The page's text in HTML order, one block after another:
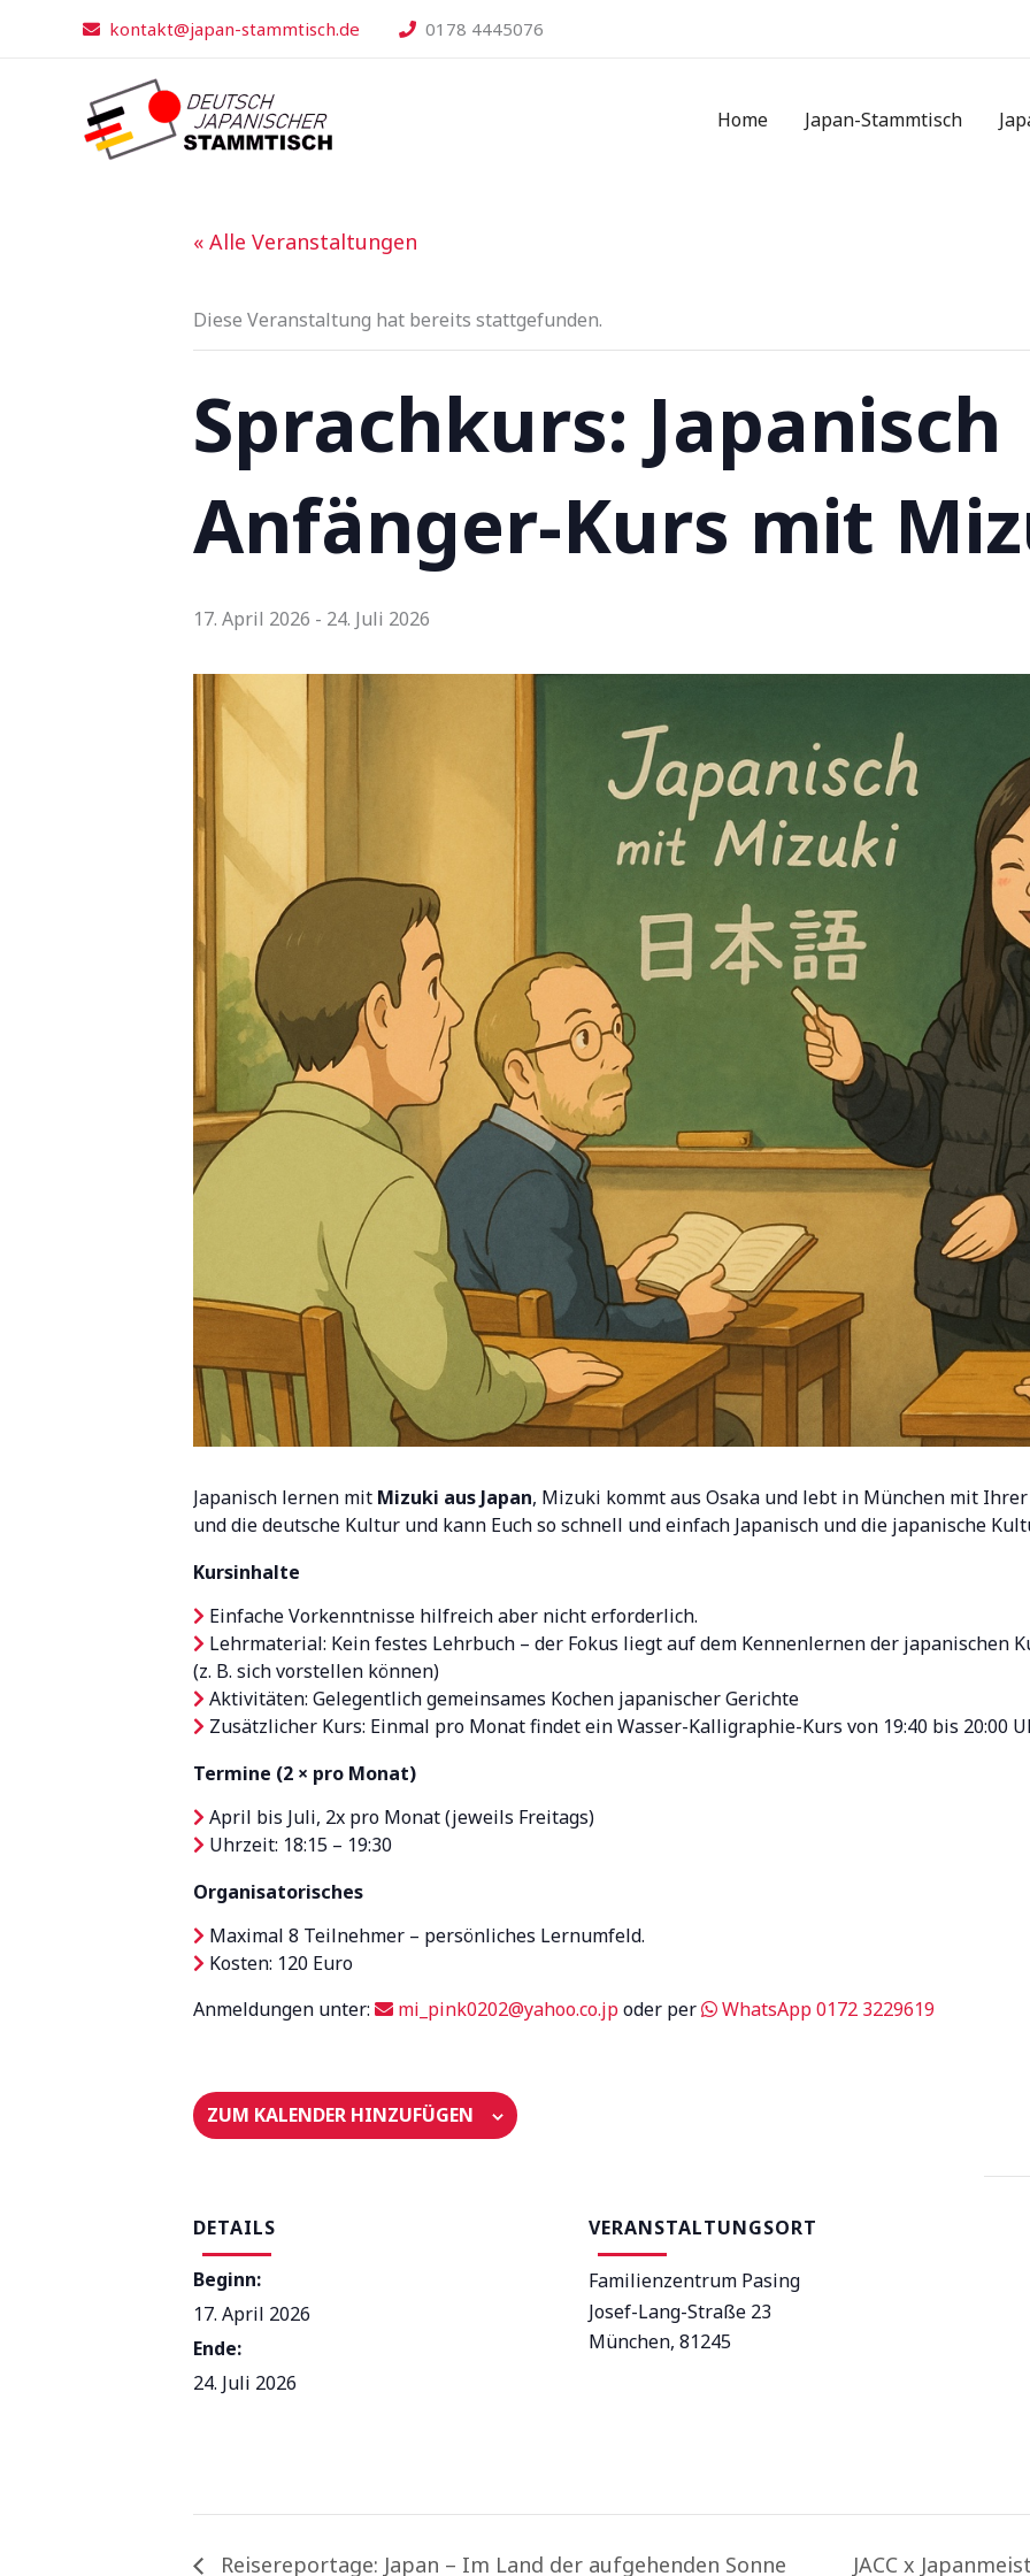
kontakt@japan-stammtisch.de 0178 4445076
Home Japan-Stammtisch
« Alle Veranstaltungen
Diese Veranstaltung hat bereits stattgefunden.
Sprachkurs: Japanisch
Anfänger-Kurs mit
17. April 2026 - 24. Juli 2026
Japanisch lernen mit Mizuki aus Japan, Mizuki kommt aus Osaka und lebt in München mit
und die deutsche Kultur und kann Euch so schnell und einfach Japanisch und die japanische
Kursinhalte
Einfache Vorkenntnisse hilfreich aber nicht erforderlich.
Lehrmaterial: Kein festes Lehrbuch – der Fokus liegt auf dem Kennenlernen der japanischen
(z. B. sich vorstellen können)
Aktivitäten: Gelegentlich gemeinsames Kochen japanischer Gerichte
Zusätzlicher Kurs: Einmal pro Monat findet ein Wasser-Kalligraphie-Kurs von 19:40 bis 20:00
Termine (2 × pro Monat)
April bis Juli, 2x pro Monat (jeweils Freitags)
Uhrzeit: 18:15 – 19:30
Organisatorisches
Maximal 8 Teilnehmer – persönliches Lernumfeld.
Kosten: 120 Euro
Anmeldungen unter:
mi_pink0202@yahoo.co.jpoder per WhatsApp 0172 3229619
ZUM KALENDER HINZUFÜGEN
DETAILS
Beginn:
17. April 2026
Ende:
24. Juli 2026
VERANSTALTUNGSORT
Familienzentrum Pasing
Josef-Lang-Straße 23
München, 81245
Reisereportage: Japan – Im Land der aufgehenden Sonne JACC x